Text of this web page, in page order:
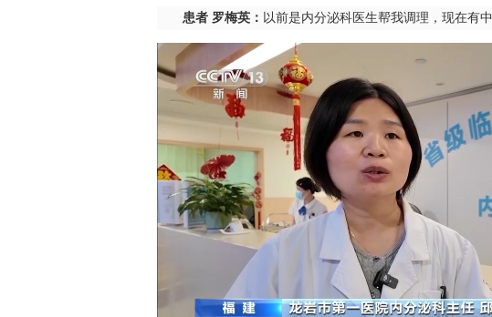
患者 罗梅英： 以前是内分泌科医生帮我调理，现在有